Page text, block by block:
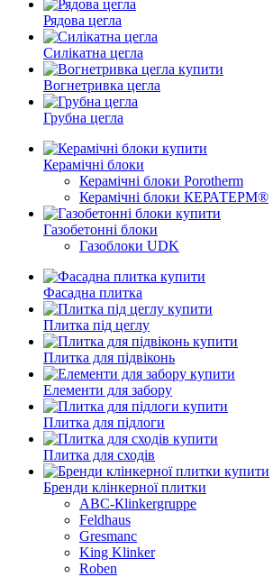
Рядова цегла
Силікатна цегла
Вогнетривка цегла
Грубна цегла
Керамічні блоки
Керамічні блоки Porotherm
Керамічні блоки КЕРАТЕРМ®
Газобетонні блоки
Газоблоки UDK
Фасадна плитка
Плитка під цеглу
Плитка для підвіконь
Елементи для забору
Плитка для підлоги
Плитка для сходів
Бренди клінкерної плитки
АВС-Кlinkergruppe
Feldhaus
Gresmanc
King Klinker
Roben